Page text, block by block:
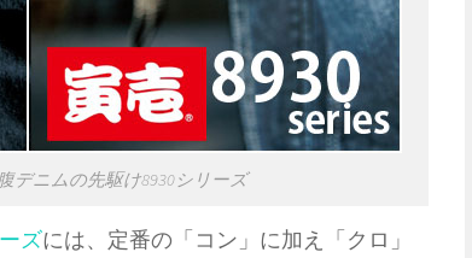
デニムの先駆け8930シリーズ
ズには、定番の「コン」に加え「クロ」